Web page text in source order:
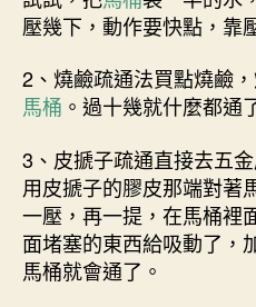
壓幾下，動作要快點，靠
2、燒鹼疏通法買點燒鹼
馬桶 。過十幾就什麼都通
3、皮搋子疏通直接去五
用皮搋子的膠皮那端對著
一壓，再一提，在馬桶裡
面堵塞的東西給吸動了，
馬桶就會通了。